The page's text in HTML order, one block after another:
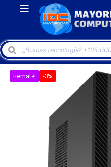
Remate! -3%